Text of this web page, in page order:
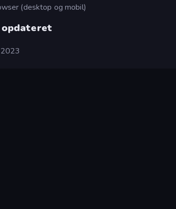
(desktop og mobil)